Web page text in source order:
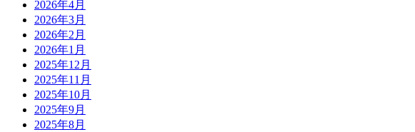
2026年4月
2026年3月
2026年2月
2026年1月
2025年12月
2025年11月
2025年10月
2025年9月
2025年8月